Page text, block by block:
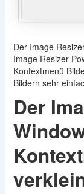
Der Image
Image Resizer
Kontextmenü
Bildern sehr
Der